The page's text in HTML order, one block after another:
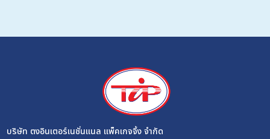
บริษัท ตงอินเตอร์เนชั่นแนล แพ็คเกจจิ้ง จำกัด